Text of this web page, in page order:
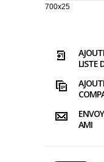
700x25
LISTE
AMI